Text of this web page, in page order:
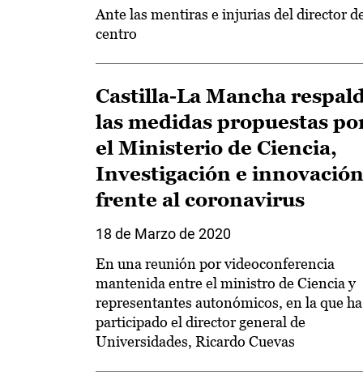
Ante las mentiras e injurias del director
centro
Castilla-La Mancha
las medidas propuestas
el Ministerio de Ciencia,
Investigación e innovación
frente al coronavirus
18 de Marzo de 2020
En una reunión por videoconferencia
mantenida entre el ministro de Ciencia y
representantes autonómicos, en la que ha
participado el director general de
Universidades, Ricardo Cuevas